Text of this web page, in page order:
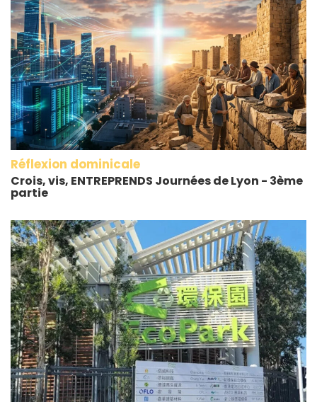
Réflexion dominicale
Crois, vis, ENTREPRENDS Journées de Lyon - 3ème
partie